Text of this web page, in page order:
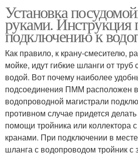
Установка
руками. Инструкция
подключению к
Как правило, к крану-смесителю,
мойке, идут гибкие шланги от труб
водой. Вот почему наиболее
подсоединения ПММ расположен в
водопроводной магистрали
противном случае придется
помощи тройника или коллектора
кранами. При подключении в
шланга с водопроводом тройник